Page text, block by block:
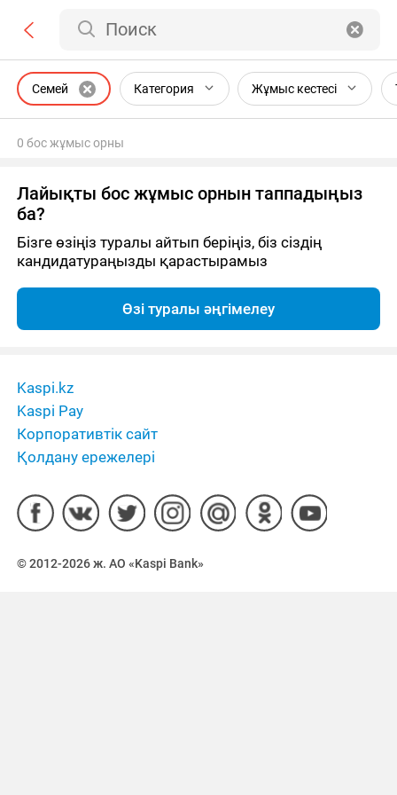
Поиск
Семей Категория Жұмыс кестесі
0 бос жұмыс орны
Лайықты бос жұмыс орнын таппадыңыз
ба?
Бізге өзіңіз туралы айтып беріңіз, біз сіздің
кандидатураңызды қарастырамыз
Өзі туралы әңгімелеу
Kaspi.kz
Kaspi Pay
Корпоративтік сайт
Қолдану ережелері
© 2012-2026 ж. АО «Kaspi Bank»